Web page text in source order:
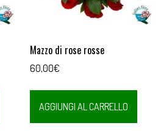
Mazzo di rose rosse
60,00€
AGGIUNGI AL CARRELLO